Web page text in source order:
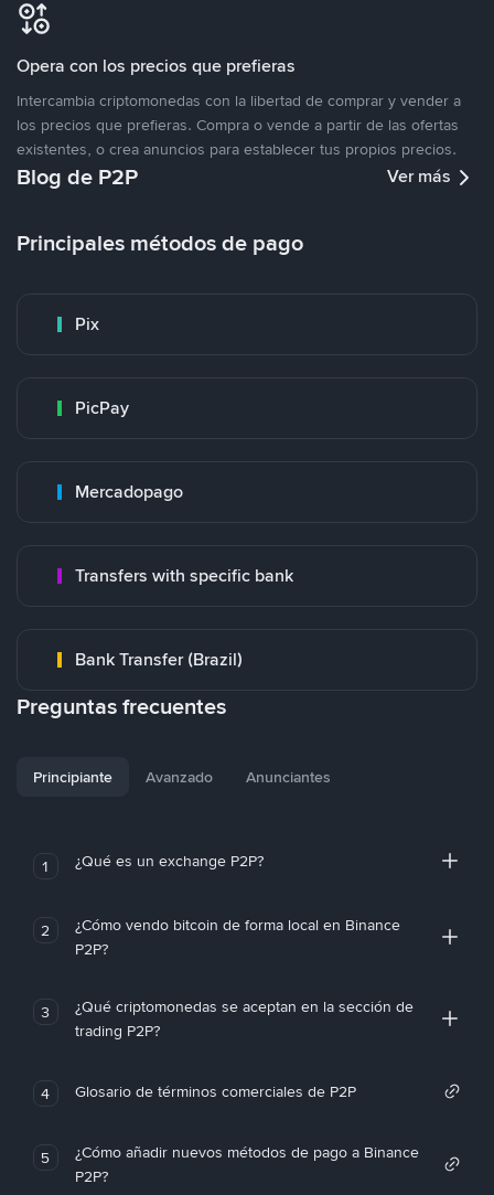
Opera con los precios que prefieras
Intercambia criptomonedas con la libertad de comprar y vender a
los precios que prefieras. Compra o vende a partir de las ofertas
existentes, o crea anuncios para establecer tus propios precios.
Blog de P2P Ver más
Principales métodos de pago
Pix
PicPay
Mercadopago
Transfers with specific bank
Bank Transfer (Brazil)
Preguntas frecuentes
Principiante Avanzado Anunciantes
1 ¿Qué es un exchange P2P?
2
¿Cómo vendo bitcoin de forma local en Binance
P2P?
3
¿Qué criptomonedas se aceptan en la sección de
trading P2P?
4 Glosario de términos comerciales de P2P
5
¿Cómo añadir nuevos métodos de pago a Binance
P2P?